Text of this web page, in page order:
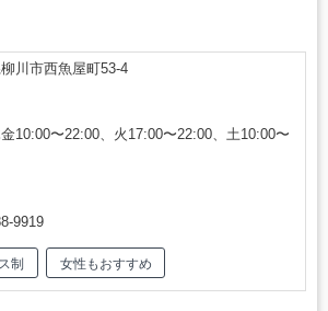
川市西魚屋町53-4
金10:00〜22:00、火17:00〜22:00、土10:00〜
9919
制 女性もおすすめ